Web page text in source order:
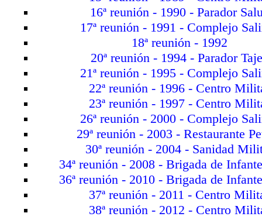
16ª reunión - 1990 - Parador
17ª reunión - 1991 - Complejo
18ª reunión - 1992
20ª reunión - 1994 - Parador
21ª reunión - 1995 - Complejo
22ª reunión - 1996 - Centro
23ª reunión - 1997 - Centro
26ª reunión - 2000 - Complejo
29ª reunión - 2003 - Restaurante
30ª reunión - 2004 - Sanidad
34ª reunión - 2008 - Brigada de
36ª reunión - 2010 - Brigada de
37ª reunión - 2011 - Centro
38ª reunión - 2012 - Centro